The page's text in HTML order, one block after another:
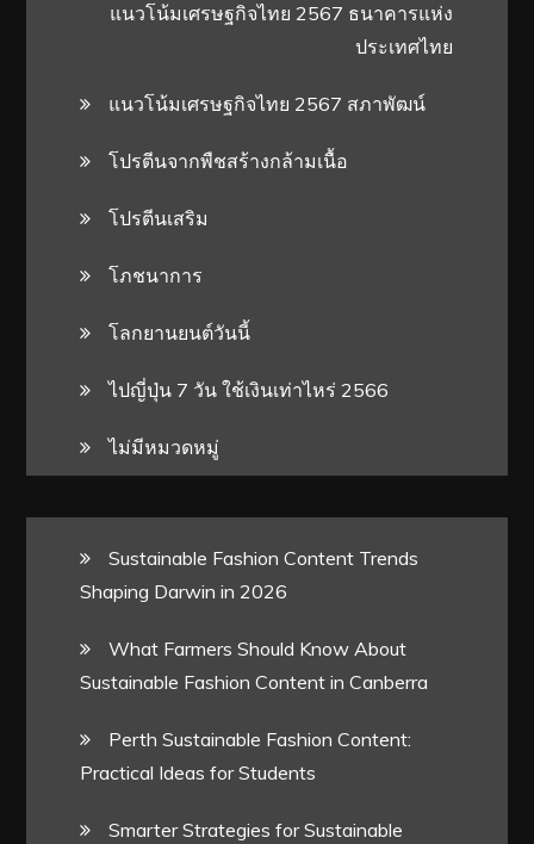
แนวโน้มเศรษฐกิจไทย 2567 ธนาคารแห่ง
ประเทศไทย
แนวโน้มเศรษฐกิจไทย 2567 สภาพัฒน์
โปรตีนจากพืชสร้างกล้ามเนื้อ
โปรตีนเสริม
โภชนาการ
โลกยานยนต์วันนี้
ไปญี่ปุ่น 7 วัน ใช้เงินเท่าไหร่ 2566
ไม่มีหมวดหมู่
Sustainable Fashion Content Trends
Shaping Darwin in 2026
What Farmers Should Know About
Sustainable Fashion Content in Canberra
Perth Sustainable Fashion Content:
Practical Ideas for Students
Smarter Strategies for Sustainable